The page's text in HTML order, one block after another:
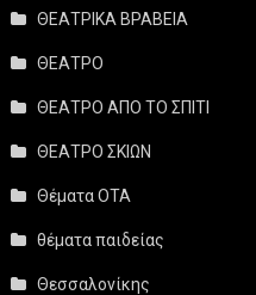
ΘΕΑΤΡΙΚΑ ΒΡΑΒΕΙΑ
ΘΕΑΤΡΟ
ΘΕΑΤΡΟ ΑΠΟ ΤΟ ΣΠΙΤΙ
ΘΕΑΤΡΟ ΣΚΙΩΝ
Θέματα ΟΤΑ
θέματα παιδείας
Θεσσαλονίκης